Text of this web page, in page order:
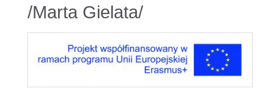
/Marta Gielata/